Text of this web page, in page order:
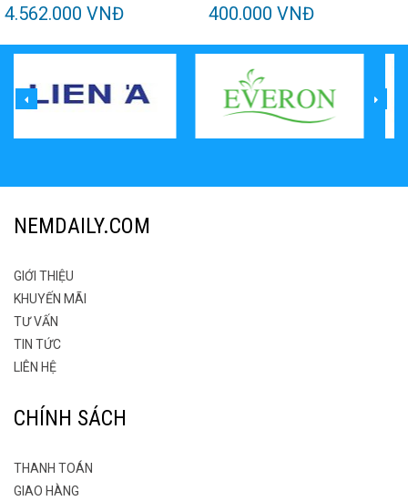
4.562.000 VNĐ 400.000 VNĐ
NEMDAILY.COM
GIỚI THIỆU
KHUYẾN MÃI
TƯ VẤN
TIN TỨC
LIÊN HỆ
CHÍNH SÁCH
THANH TOÁN
GIAO HÀNG